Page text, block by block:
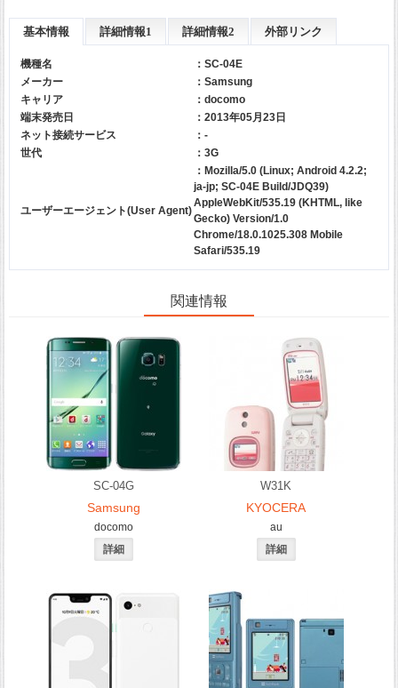
基本情報 詳細情報1 詳細情報2 外部リンク
機種名
：SC-04E
メーカー
： Samsung
キャリア
： docomo
端末発売日
：2013年05月23日
ネット接続サービス
：-
世代
：3G
ユーザーエージェント(User Agent)
：Mozilla/5.0 (Linux; Android 4.2.2;
ja-jp; SC-04E Build/JDQ39)
AppleWebKit/535.19 (KHTML, like
Gecko) Version/1.0
Chrome/18.0.1025.308 Mobile
Safari/535.19
関連情報
SC-04G
Samsung
docomo
W31K
KYOCERA
au